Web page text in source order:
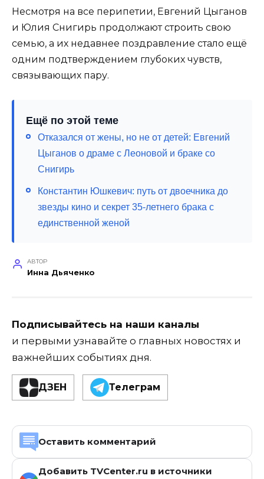
Несмотря на все перипетии, Евгений Цыганов
и Юлия Снигирь продолжают строить свою
семью, а их недавнее поздравление стало ещё
одним подтверждением глубоких чувств,
связывающих пару.
Ещё по этой теме
Отказался от жены, но не от детей: Евгений
Цыганов о драме с Леоновой и браке со
Снигирь
Константин Юшкевич: путь от двоечника до
звезды кино и секрет 35-летнего брака с
единственной женой
АВТОР
Инна Дьяченко
Подписывайтесь на наши каналы
и первыми узнавайте о главных новостях и
важнейших событиях дня.
ДЗЕН Телеграм
Оставить комментарий
Добавить TVCenter.ru в источники